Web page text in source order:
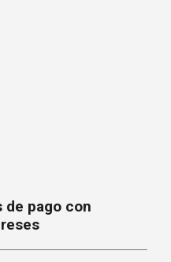
de pago con